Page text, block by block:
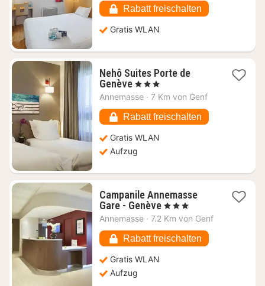
50,93
€
Rabatt freischalten
Gratis WLAN
Nehô Suites Porte de
Genève1
Nacht
68,49
€
, 3 Sterne
Annemasse · 7 Km von Genf
Rabatt freischalten
Gratis WLAN
Aufzug
Campanile Annemasse
Gare - Genève1
Nacht
60,75
€
, 3 Sterne
Annemasse · 7.2 Km von Genf
Rabatt freischalten
Gratis WLAN
Aufzug